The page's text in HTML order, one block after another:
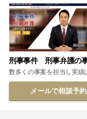
刑事事件 刑事弁護の
数多くの事案を担当し実績
メールで相談予約